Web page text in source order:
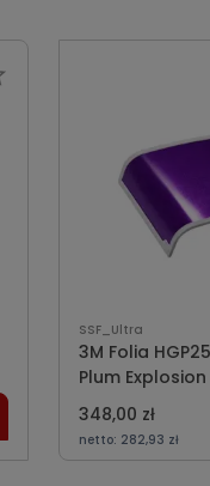
SSF_Ultra
3M Folia
Plum
fioletowy połysk
348,00 zł
netto: 282,93 zł